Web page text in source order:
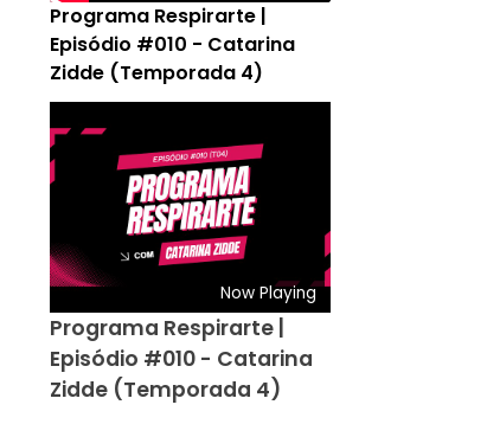
Programa Respirarte |
Episódio #010 - Catarina
Zidde (Temporada 4)
Now Playing
Programa Respirarte |
Episódio #010 - Catarina
Zidde (Temporada 4)